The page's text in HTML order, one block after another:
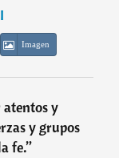
Imagen
atentos y
y grupos
fe.”